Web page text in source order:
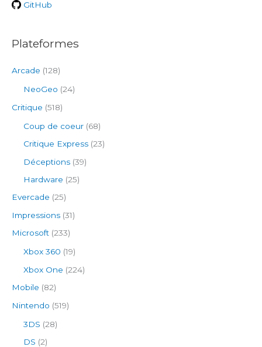
GitHub
Plateformes
Arcade (128)
NeoGeo (24)
Critique (518)
Coup de coeur (68)
Critique Express (23)
Déceptions (39)
Hardware (25)
Evercade (25)
Impressions (31)
Microsoft (233)
Xbox 360 (19)
Xbox One (224)
Mobile (82)
Nintendo (519)
3DS (28)
DS (2)